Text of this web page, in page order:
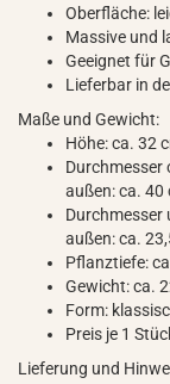
Oberfläche:
Massive und
Geeignet für
Lieferbar in
Maße und Gewicht:
Höhe: ca. 32
Durchmesser
außen: ca. 40
Durchmesser
außen: ca.
Pflanztiefe:
Gewicht: ca.
Form:
Preis je 1
Lieferung und